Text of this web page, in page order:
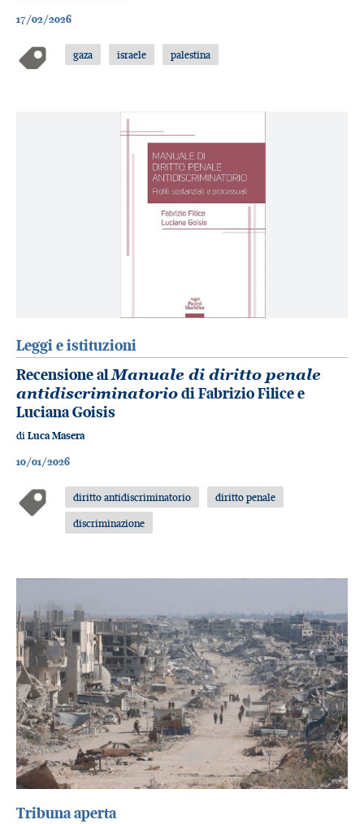
17/02/2026
gaza israele palestina
Leggi e istituzioni
Recensione alManuale di diritto penale
antidiscriminatoriodi Fabrizio Filice e
Luciana Goisis
di Luca Masera
10/01/2026
diritto antidiscriminatorio
diritto penale
discriminazione
Tribuna aperta